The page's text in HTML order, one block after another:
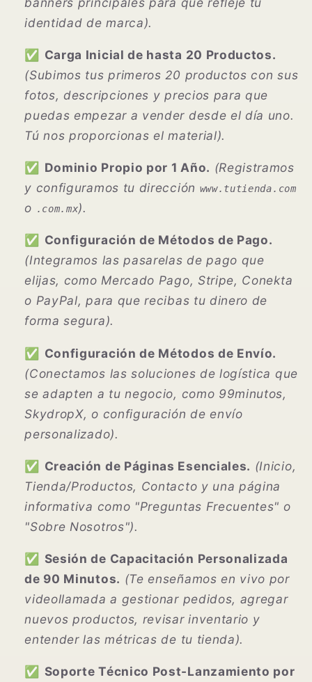
identidad de marca).
✅ Carga Inicial de hasta 20 Productos.
(Subimos tus primeros 20 productos con sus
fotos, descripciones y precios para que
puedas empezar a vender desde el día uno.
Tú nos proporcionas el material).
✅ Dominio Propio por 1 Año. (Registramos
y configuramos tu dirección www.tutienda.com
o .com.mx).
✅ Configuración de Métodos de Pago.
(Integramos las pasarelas de pago que
elijas, como Mercado Pago, Stripe, Conekta
o PayPal, para que recibas tu dinero de
forma segura).
✅ Configuración de Métodos de Envío.
(Conectamos las soluciones de logística que
se adapten a tu negocio, como 99minutos,
SkydropX, o configuración de envío
personalizado).
✅ Creación de Páginas Esenciales. (Inicio,
Tienda/Productos, Contacto y una página
informativa como "Preguntas Frecuentes" o
"Sobre Nosotros").
✅ Sesión de Capacitación Personalizada
de 90 Minutos. (Te enseñamos en vivo por
videollamada a gestionar pedidos, agregar
nuevos productos, revisar inventario y
entender las métricas de tu tienda).
✅ Soporte Técnico Post-Lanzamiento por